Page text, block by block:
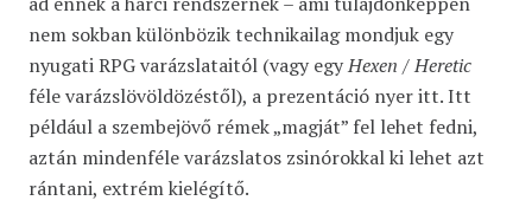
nem sokban különbözik technikailag mondjuk egy
nyugati RPG varázslataitól (vagy egyHexen / Heretic
féle varázslövöldözéstől), a prezentáció nyer itt. Itt
például a szembejövő rémek „magját” fel lehet fedni,
aztán mindenféle varázslatos zsinórokkal ki lehet azt
rántani, extrém kielégítő.